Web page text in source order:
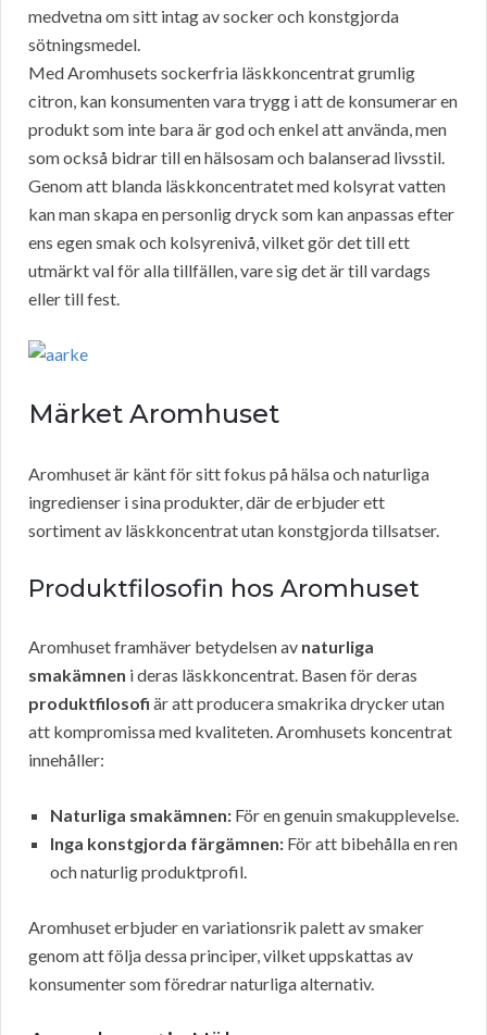
medvetna om sitt intag av socker och konstgjorda
sötningsmedel.
Med Aromhusets sockerfria läskkoncentrat grumlig
citron, kan konsumenten vara trygg i att de konsumerar en
produkt som inte bara är god och enkel att använda, men
som också bidrar till en hälsosam och balanserad livsstil.
Genom att blanda läskkoncentratet med kolsyrat vatten
kan man skapa en personlig dryck som kan anpassas efter
ens egen smak och kolsyrenivå, vilket gör det till ett
utmärkt val för alla tillfällen, vare sig det är till vardags
eller till fest.
Märket Aromhuset
Aromhuset är känt för sitt fokus på hälsa och naturliga
ingredienser i sina produkter, där de erbjuder ett
sortiment av läskkoncentrat utan konstgjorda tillsatser.
Produktfilosofin hos Aromhuset
Aromhuset framhäver betydelsen av naturliga
smakämnen i deras läskkoncentrat. Basen för deras
produktfilosofi är att producera smakrika drycker utan
att kompromissa med kvaliteten. Aromhusets koncentrat
innehåller:
Naturliga smakämnen: För en genuin smakupplevelse.
Inga konstgjorda färgämnen: För att bibehålla en ren
och naturlig produktprofil.
Aromhuset erbjuder en variationsrik palett av smaker
genom att följa dessa principer, vilket uppskattas av
konsumenter som föredrar naturliga alternativ.